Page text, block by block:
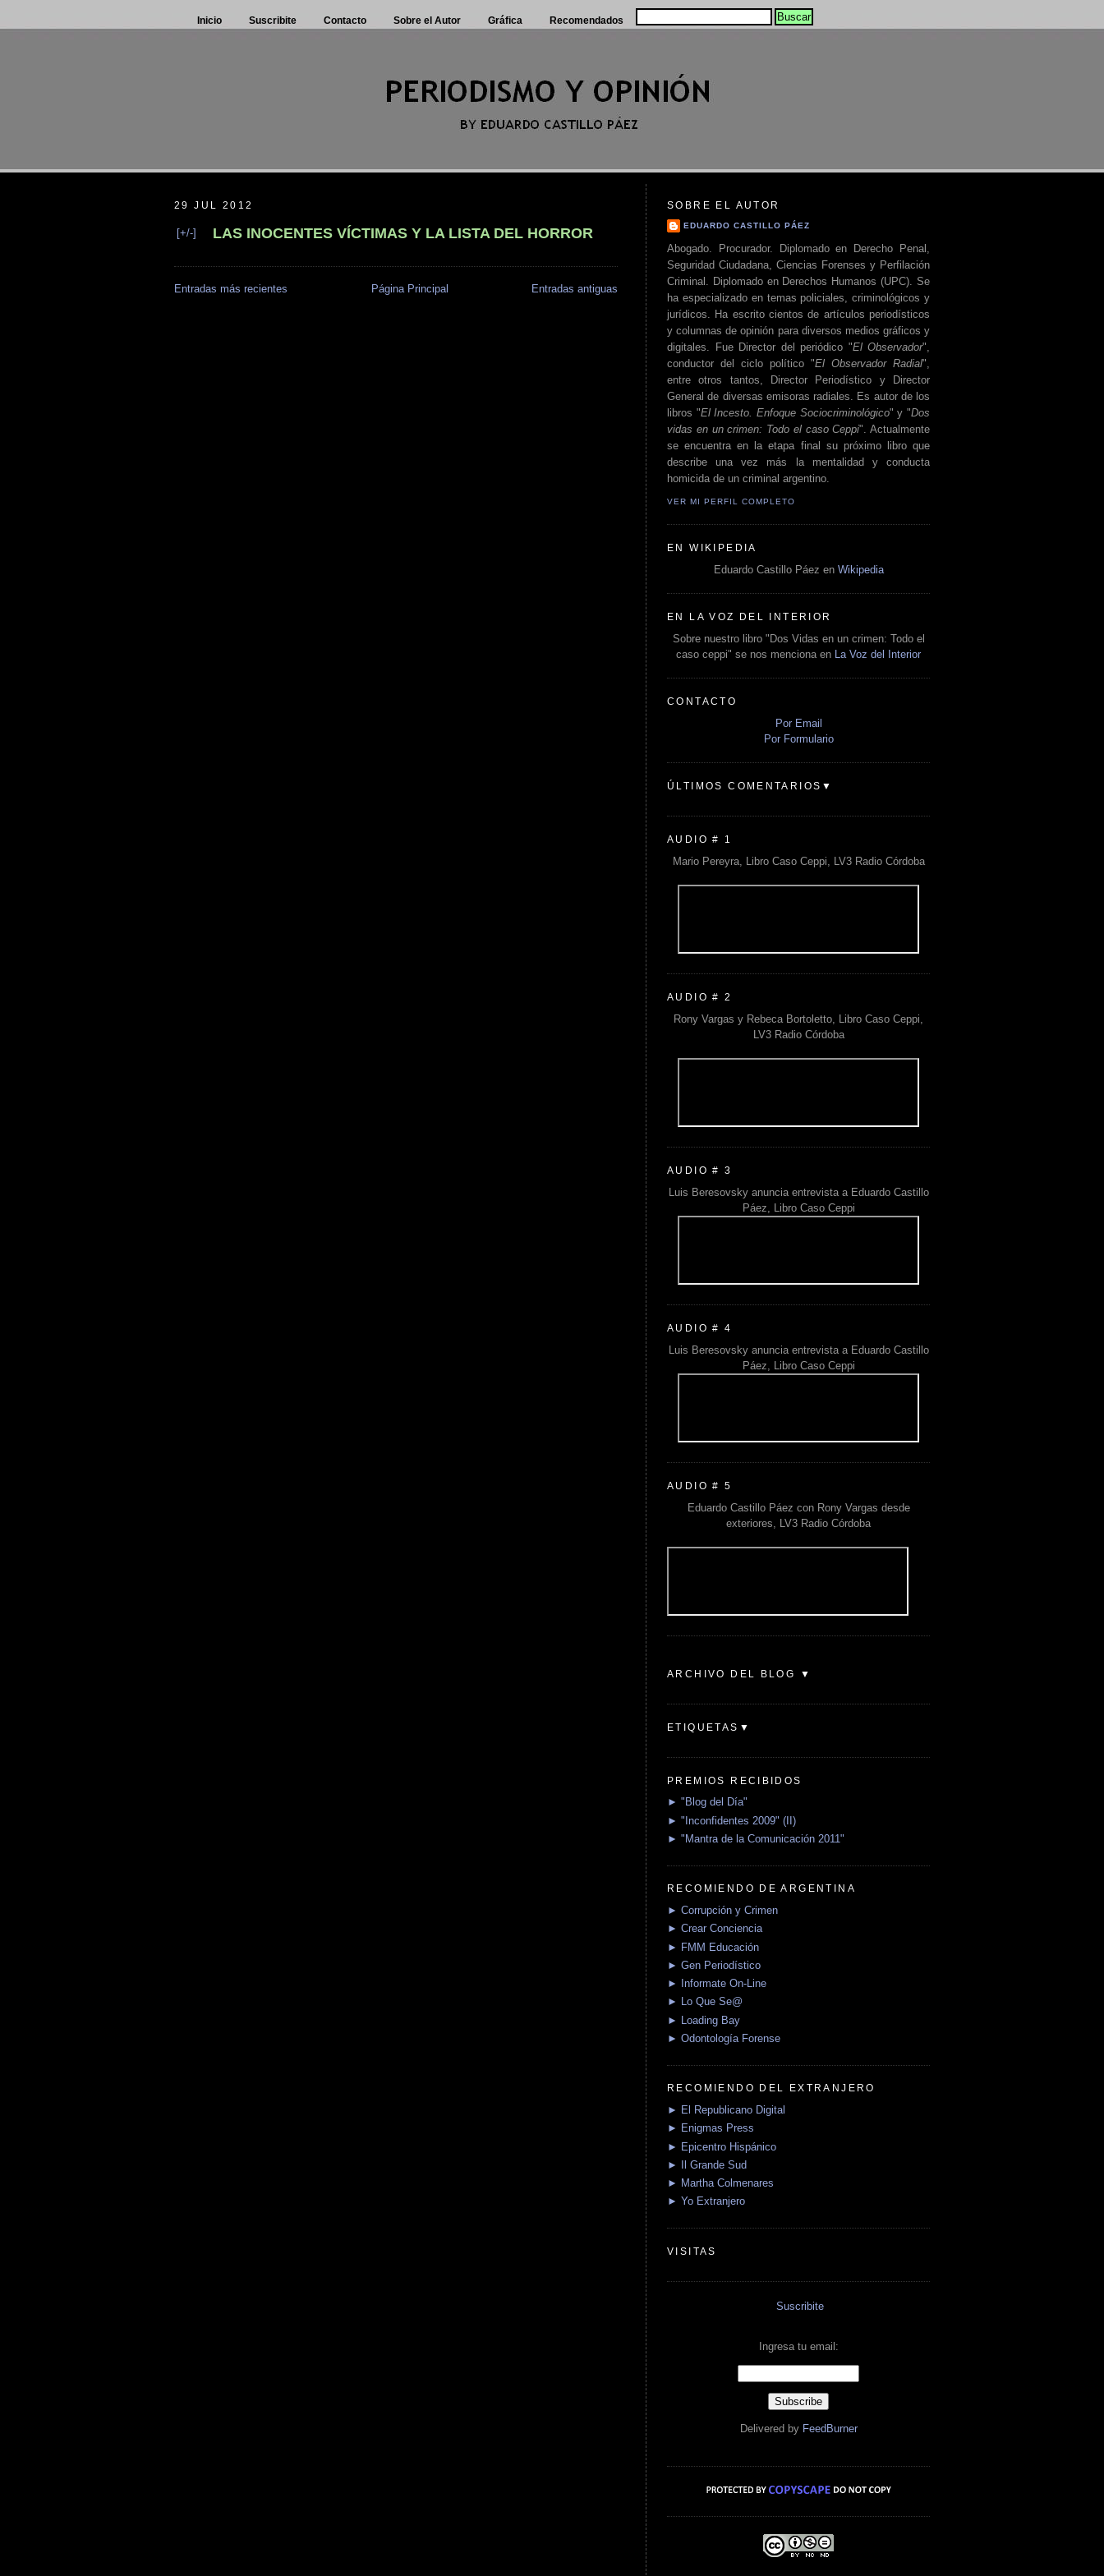
Inicio Suscribite Contacto Sobre el Autor Gráfica Recomendados
29 JUL 2012
[+/-] LAS INOCENTES VÍCTIMAS Y LA LISTA DEL HORROR
Entradas más recientes Entradas antiguas
Página Principal
SOBRE EL AUTOR
EDUARDO CASTILLO PÁEZ
Abogado. Procurador. Diplomado en Derecho Penal,
Seguridad Ciudadana, Ciencias Forenses y Perfilación
Criminal. Diplomado en Derechos Humanos (UPC). Se
ha especializado en temas policiales, criminológicos y
jurídicos. Ha escrito cientos de artículos periodísticos
y columnas de opinión para diversos medios gráficos y
digitales. Fue Director del periódico "El Observador",
conductor del ciclo político "El Observador Radial",
entre otros tantos, Director Periodístico y Director
General de diversas emisoras radiales. Es autor de los
libros "El Incesto. Enfoque Sociocriminológico" y "Dos
vidas en un crimen: Todo el caso Ceppi". Actualmente
se encuentra en la etapa final su próximo libro que
describe una vez más la mentalidad y conducta
homicida de un criminal argentino.
VER MI PERFIL COMPLETO
EN WIKIPEDIA
Eduardo Castillo Páez en Wikipedia
EN LA VOZ DEL INTERIOR
Sobre nuestro libro "Dos Vidas en un crimen: Todo el
caso ceppi" se nos menciona en
La Voz del Interior
CONTACTO
Por Email
Por Formulario
ÚLTIMOS COMENTARIOS▼
AUDIO # 1
Mario Pereyra, Libro Caso Ceppi, LV3 Radio Córdoba
AUDIO # 2
Rony Vargas y Rebeca Bortoletto, Libro Caso Ceppi,
LV3 Radio Córdoba
AUDIO # 3
Luis Beresovsky anuncia entrevista a Eduardo Castillo
Páez, Libro Caso Ceppi
AUDIO # 4
Luis Beresovsky anuncia entrevista a Eduardo Castillo
Páez, Libro Caso Ceppi
AUDIO # 5
Eduardo Castillo Páez con Rony Vargas desde
exteriores, LV3 Radio Córdoba
ARCHIVO DEL BLOG ▼
ETIQUETAS▼
PREMIOS RECIBIDOS
► "Blog del Día"
► "Inconfidentes 2009" (II)
► "Mantra de la Comunicación 2011"
RECOMIENDO DE ARGENTINA
► Corrupción y Crimen
► Crear Conciencia
► FMM Educación
► Gen Periodístico
► Informate On-Line
► Lo Que Se@
► Loading Bay
► Odontología Forense
RECOMIENDO DEL EXTRANJERO
► El Republicano Digital
► Enigmas Press
► Epicentro Hispánico
► Il Grande Sud
► Martha Colmenares
► Yo Extranjero
VISITAS
Suscribite
Ingresa tu email:
Delivered by FeedBurner